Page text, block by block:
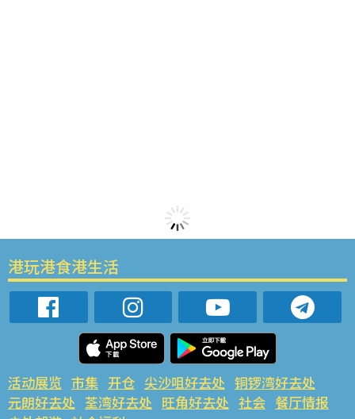
港玩港食港生活
活动展览 市集 开仓 尖沙咀好去处 铜锣湾好去处
元朗好去处 荃湾好去处 旺角好去处 社会 餐厅情报